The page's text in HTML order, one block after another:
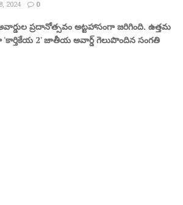
2024 0
ప్రదానోత్సవం అట్టహాసంగా జరిగింది. ఉత్తమ
'కార్తికేయ 2' జాతీయ అవార్డ్ గెలుపొందిన సంగతి